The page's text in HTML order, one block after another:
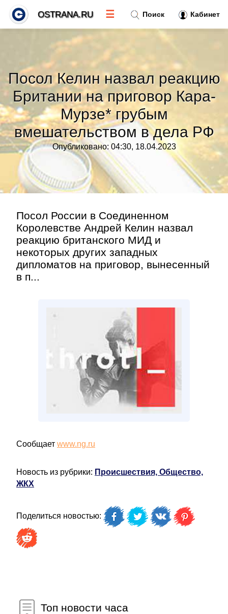
Посол Келин назвал реакцию
Британии на приговор Кара-
Мурзе* грубым
вмешательством в дела РФ
Опубликовано: 04:30, 18.04.2023
Посол России в Соединенном
Королевстве Андрей Келин назвал
реакцию британского МИД и
некоторых других западных
дипломатов на приговор, вынесенный
в п...
Сообщает www.ng.ru
Новость из рубрики: Происшествия, Общество,
ЖКХ
Поделиться новостью:
Топ новости часа
Поиск Кабинет
OSTRANA.RU ☰
Тренды новостей »
Рубрики»
Правила»
Контакт»